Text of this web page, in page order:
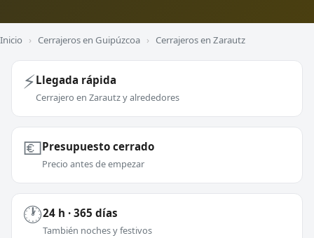
Inicio › Cerrajeros en Guipúzcoa › Cerrajeros en Zarautz
⚡Llegada rápida
Cerrajero en Zarautz y alrededores
💶Presupuesto cerrado
Precio antes de empezar
🕐24 h · 365 días
También noches y festivos